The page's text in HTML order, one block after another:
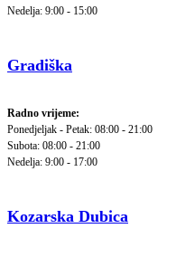
Nedelja: 9:00 - 15:00
Gradiška
Radno vrijeme:
Ponedjeljak - Petak: 08:00 - 21:00
Subota: 08:00 - 21:00
Nedelja: 9:00 - 17:00
Kozarska Dubica